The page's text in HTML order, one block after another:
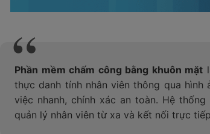
Phần mềm chấm công bằng khuôn mặt
thực danh tính nhân viên thông qua
việc nhanh, chính xác an toàn. Hệ
quản lý nhân viên từ xa và kết nối trực